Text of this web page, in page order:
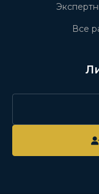
Все